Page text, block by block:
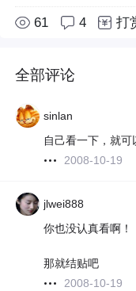
61 4 打
全部评论
sinlan
自己看一下，就可
2008-10-19
jlwei888
你也没认真看啊！
那就结贴吧
2008-10-19